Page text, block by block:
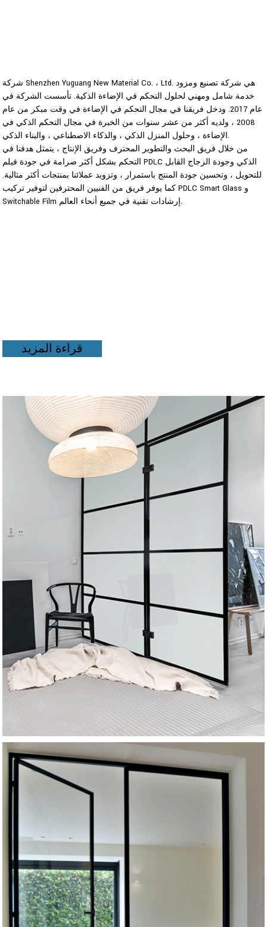
شركة Shenzhen Yuguang New Material Co. ، Ltd. هي شركة تصنيع ومزود
خدمة شامل ومهني لحلول التحكم في الإضاءة الذكية. تأسست الشركة في
عام 2017. ودخل فريقنا في مجال التحكم في الإضاءة في وقت مبكر من عام
2008 ، ولديه أكثر من عشر سنوات من الخبرة في مجال التحكم الذكي في
الإضاءة ، وحلول المنزل الذكي ، والذكاء الاصطناعي ، والبناء الذكي.
من خلال فريق البحث والتطوير المحترف وفريق الإنتاج ، يتمثل هدفنا في
التحكم بشكل أكثر صرامة في جودة فيلم PDLC الذكي وجودة الزجاج القابل
للتحويل ، وتحسين جودة المنتج باستمرار ، وتزويد عملائنا بمنتجات أكثر مثالية.
كما يوفر فريق من الفنيين المحترفين لتوفير تركيب PDLC Smart Glass و
Switchable Film إرشادات تقنية في جميع أنحاء العالم.
قراءة المزيد